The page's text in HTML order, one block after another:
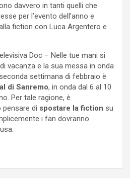
davvero in tanti quelli che
per l’evento dell’anno e
fiction con Luca Argentero e
Doc – Nelle tue mani si
vacanza e la sua messa in onda
settimana di febbraio è
di Sanremo, in onda dal 6 al 10
Per tale ragione, è
pensare di spostare la fiction su
i fan dovranno